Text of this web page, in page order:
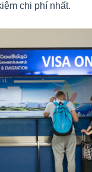
chi phí nhất.